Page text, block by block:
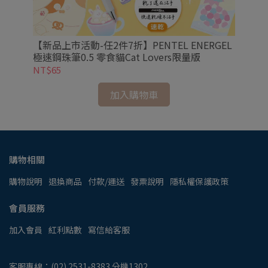
【新品上市活動-任2件7折】PENTEL ENERGEL
極速鋼珠筆0.5 零食貓Cat Lovers限量版
NT$65
加入購物車
購物相關
購物說明 退換商品 付款/運送 發票說明 隱私權保護政策
會員服務
加入會員 紅利點數 寫信給客服